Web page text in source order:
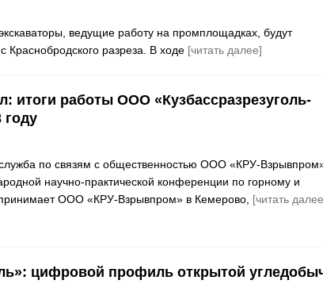
ведущие работу на промплощадках, будут
Краснобродского разреза. В ходе [читать далее]
итоги работы ООО «Кузбассразрезуголь-
по связям с общественностью ООО «КРУ-
научно-практической конференции по горному и
ООО «КРУ-Взрывпром» в Кемерово, [читать
цифровой профиль открытой